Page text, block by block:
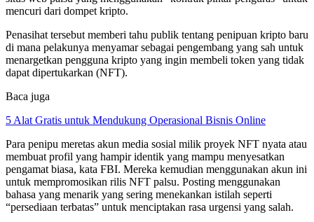
mencuri dari dompet kripto.
Penasihat tersebut memberi tahu publik tentang penipuan kripto baru
di mana pelakunya menyamar sebagai pengembang yang sah untuk
menargetkan pengguna kripto yang ingin membeli token yang tidak
dapat dipertukarkan (NFT).
Baca juga
5 Alat Gratis untuk Mendukung Operasional Bisnis Online
Para penipu meretas akun media sosial milik proyek NFT nyata atau
membuat profil yang hampir identik yang mampu menyesatkan
pengamat biasa, kata FBI. Mereka kemudian menggunakan akun ini
untuk mempromosikan rilis NFT palsu. Posting menggunakan
bahasa yang menarik yang sering menekankan istilah seperti
“persediaan terbatas” untuk menciptakan rasa urgensi yang salah.